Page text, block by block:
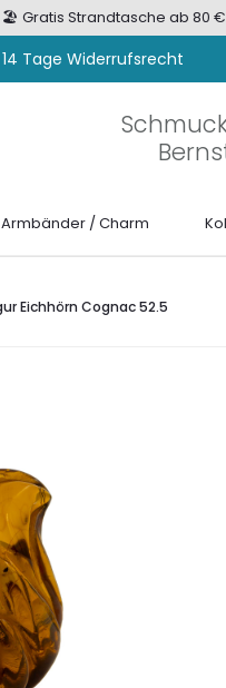
🏖️ Gratis Strandtasche ab 80 €
14 Tage Widerrufsrecht
Armbänder / Charm
Eichhörn Cognac 52.5